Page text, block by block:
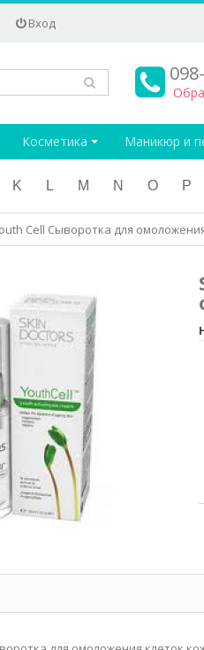
Вход
Косметика Маникюр и
K L M N O P
Cell Сыворотка для